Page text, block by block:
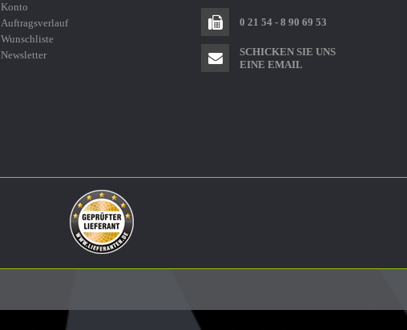
Konto
Auftragsverlauf
Wunschliste
Newsletter
0 21 54 - 8 90 69 53
SCHICKEN SIE UNS
EINE EMAIL